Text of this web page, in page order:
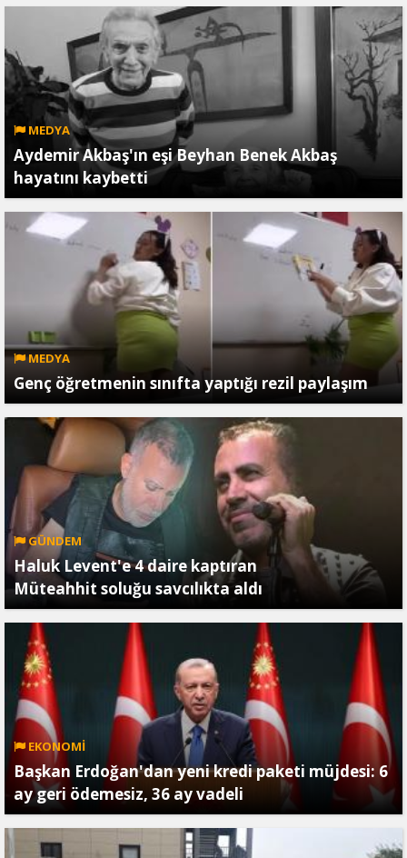
MEDYA
Aydemir Akbaş'ın eşi Beyhan Benek Akbaş
hayatını kaybetti
MEDYA
Genç öğretmenin sınıfta yaptığı rezil paylaşım
GÜNDEM
Haluk Levent'e 4 daire kaptıran
Müteahhit soluğu savcılıkta aldı
EKONOMİ
Başkan Erdoğan'dan yeni kredi paketi müjdesi: 6
ay geri ödemesiz, 36 ay vadeli